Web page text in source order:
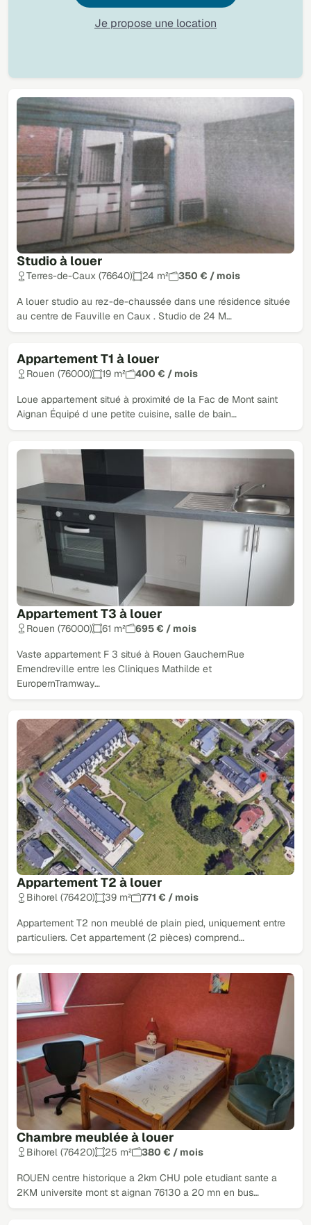
Studio à louer
Terres-de-Caux (76640) 24 m² 350 € / mois
A louer studio au rez-de-chaussée dans une résidence située
au centre de Fauville en Caux . Studio de 24 M…
Appartement T1 à louer
Rouen (76000) 19 m² 400 € / mois
Loue appartement situé à proximité de la Fac de Mont saint
Aignan Équipé d une petite cuisine, salle de bain…
Appartement T3 à louer
Rouen (76000) 61 m² 695 € / mois
Vaste appartement F 3 situé à Rouen GauchernRue
Emendreville entre les Cliniques Mathilde et
EuropernTramway…
Appartement T2 à louer
Bihorel (76420) 39 m² 771 € / mois
Appartement T2 non meublé de plain pied, uniquement entre
particuliers. Cet appartement (2 pièces) comprend…
Chambre meublée à louer
Bihorel (76420) 25 m² 380 € / mois
ROUEN centre historique a 2km CHU pole etudiant sante a
2KM universite mont st aignan 76130 a 20 mn en bus…
Je propose une location